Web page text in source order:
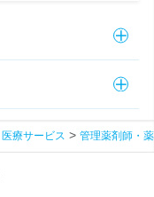
医療サービス 管理薬剤師・